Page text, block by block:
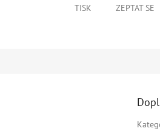
TISK ZEPTAT SE